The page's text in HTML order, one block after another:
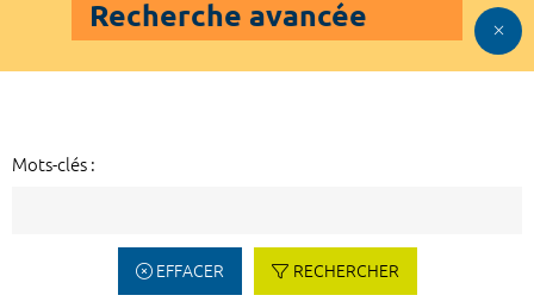
Recherche avancée
Mots-clés :
EFFACER RECHERCHER